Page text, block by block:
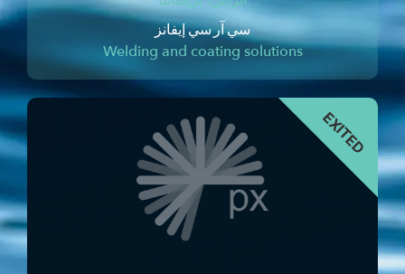
سي آر سي إيفانز
Welding and coating solutions